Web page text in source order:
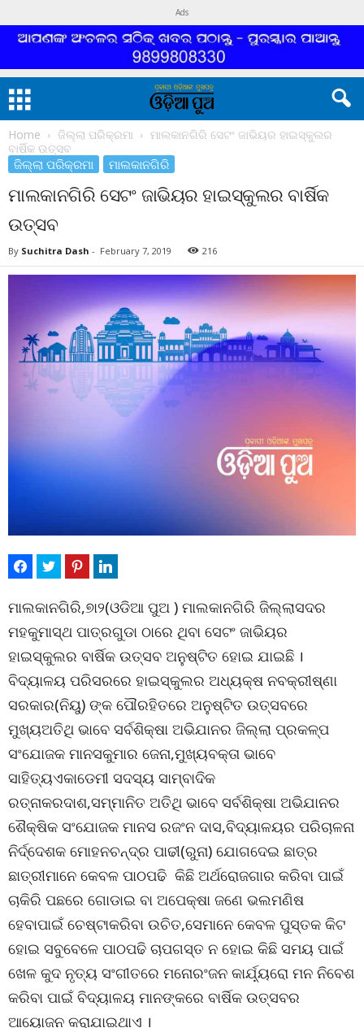
Ads
Home ଜିଲ୍ଲା ପରିକ୍ରମା
ମାଲକାନଗିରି ସେଟଂ ଜାଭିୟର ହାଇସ୍କୁଲର
ବାର୍ଷିକ ଉତ୍ସବ
ଜିଲ୍ଲା ପରିକ୍ରମା ମାଲକାନଗିରି
ମାଲକାନଗିରି ସେଟଂ ଜାଭିୟର ହାଇସ୍କୁଲର ବାର୍ଷିକ
ଉତ୍ସବ
By Suchitra Dash - February 7, 2019 216
ମାଲକାନଗିରି,୭ା୨(ଓଡିଆ ପୁଅ ) ମାଲକାନଗିରି ଜିଲ୍ଲାସଦର
ମହକୁମାସ୍ଥ ପାତ୍ରଗୁଡା ଠାରେ ଥିବା ସେଟଂ ଜାଭିୟର
ହାଇସ୍କୁଲର ବାର୍ଷିକ ଉତ୍ସବ ଅନୁଷ୍ଟିତ ହୋଇ ଯାଇଛି ।
ବିଦ୍ୟାଳୟ ପରିସରରେ ହାଇସ୍କୁଲର ଅଧ୍ୟକ୍ଷ ନବକ୍ରୀଷ୍ଣା
ସରକାର(ନିୟୁ) ଙ୍କ ପୌରହିତରେ ଅନୁଷ୍ଟିତ ଉତ୍ସବରେ
ମୁଖ୍ୟଅତିଥି ଭାବେ ସର୍ବଶିକ୍ଷା ଅଭିଯାନର ଜିଲ୍ଲା ପ୍ରକଳ୍ପ
ସଂଯୋଜକ ମାନସକୁମାର ଜେନା,ମୁଖ୍ୟବକ୍ତା ଭାବେ
ସାହିତ୍ୟଏକାଡେମୀ ସଦସ୍ୟ ସାମ୍ବାଦିକ
ରତ୍ନାକରଦାଶ,ସମ୍ମାନିତ ଅତିଥି ଭାବେ ସର୍ବଶିକ୍ଷା ଅଭିଯାନର
ଶୈକ୍ଷିକ ସଂଯୋଜକ ମାନସ ରଜଂନ ଦାସ,ବିଦ୍ୟାଳୟର ପରିଚାଳନା
ନିର୍ଦ୍ଦେଶକ ମୋହନଚନ୍ଦ୍ର ପାଢୀ(ରୁନା) ଯୋଗଦେଇ ଛାତ୍ର
ଛାତ୍ରୀମାନେ କେବଳ ପାଠପଢି କିଛି ଅର୍ଥରୋଜଗାର କରିବା ପାଇଁ
ଚାକିରି ପଛରେ ଗୋଡାଇ ବା ଅପେକ୍ଷା ଜଣେ ଭଲମଣିଷ
ହେବାପାଇଁ ଚେଷ୍ଟାକରିବା ଉଚିତ,ସେମାନେ କେବଳ ପୁସ୍ତକ କିଟ
ହୋଇ ସବୁବେଳେ ପାଠପଢି ଚାପଗସ୍ତ ନ ହୋଇ କିଛି ସମୟ ପାଇଁ
ଖେଳ କୁଦ ନୃତ୍ୟ ସଂଗୀତରେ ମନୋରଂଜନ କାର୍ଯ଼୍ୟରୋ ମନ ନିବେଶ
କରିବା ପାଇଁ ବିଦ୍ୟାଳୟ ମାନଙ୍କରେ ବାର୍ଷିକ ଉତ୍ସବର
ଆୟୋଜନ କରାଯାଇଥାଏ ।